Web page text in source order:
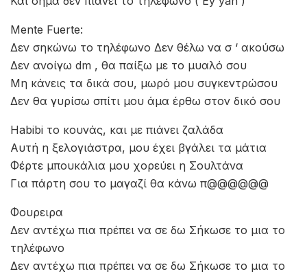
Mente Fuerte:
Δεν σηκώνω το τηλέφωνο Δεν θέλω να σ ‘ ακούσω
Δεν ανοίγω dm , θα παίξω με το μυαλό σου
Μη κάνεις τα δικά σου, μωρό μου συγκεντρώσου
Δεν θα γυρίσω σπίτι μου άμα έρθω στον δικό σου
Habibi το κουνάς, και με πιάνει ζαλάδα
Αυτή η ξελογιάστρα, μου έχει βγάλει τα μάτια
Φέρτε μπουκάλια μου χορεύει η Σουλτάνα
Για πάρτη σου το μαγαζί θα κάνω π@@@@@@
Φουρειρα
Δεν αντέχω πια πρέπει να σε δω Σήκωσε το μια το
τηλέφωνο
Δεν αντέχω πια πρέπει να σε δω Σήκωσε το μια το